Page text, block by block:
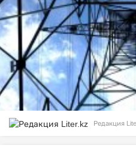
Редакция